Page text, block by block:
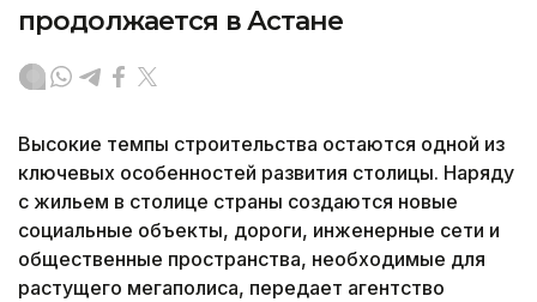
продолжается в Астане
Высокие темпы строительства остаются одной из
ключевых особенностей развития столицы. Наряду
с жильем в столице страны создаются новые
социальные объекты, дороги, инженерные сети и
общественные пространства, необходимые для
растущего мегаполиса, передает агентство